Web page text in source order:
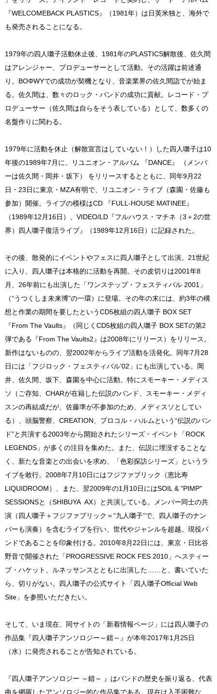
『WELCOMEBACK PLASTICS』（1981年）は日英米独と、海外で
も発売されることになる。
1979年の四人囃子活動休止後、1981年のPLASTICS解散後、佐久間
はアレンジャー、プロデューサーとして活動。その活躍は前述通
り。BOΦWYでの成功が契機となり、音楽業界の佐久間詣でが始ま
る。佐久間は、数々のロック・バンドの成功に貢献。レコード・プ
ロデューサー（佐久間は自らをそう表している）として、数多くの
名盤作りに関わる。
1979年に活動を休止（解散宣言はしていない！）した四人囃子は10
年後の1989年7月に、リユニオン・アルバム 『DANCE』 （メンバ
ーは佐久間・岡井・坂下） をリリースするとともに、同年9月22
日・23日に東京・MZA有明で、リユニオン・ライブ（森園・佐藤も
参加）開催。ライブの模様はCD 『FULL-HOUSE MATINEE』
（1989年12月16日）、VIDEO/LD『フルハウス・マチネ（3＋2の世
界）四人囃子復活ライブ』（1989年12月16日）に記録された。
その後、散発的にイベントやフェスに四人囃子として出演。21世紀
に入り、四人囃子は本格的に活動を再開。その皮切りは2001年8
月、26年前にも出演した「ワンステップ・フェスティバル 2001」
（“うつくしま未来博”の一環）に登場。その年の末には、約3年の構
想と作業の期間を要したというCD5枚組の四人囃子 BOX SET
『From The Vaults』（同じくCD5枚組の四人囃子 BOX SETの第2
弾である『From The Vaults2』は2008年にリリース）をリリース。
新作はないものの、翌2002年からライブ活動を活発化。同年7月28
日には「フジロック・フェスティバル’02」にも出演している。岡
井、佐久間、坂下、森園を中心に活動。特にスモーキー・メディス
ソ（ご存知、CHARが在籍した伝説のバンド、スモーキー・メディ
スンの再結成だが、佐藤準が不参加のため、メディスソとしてい
る）、頭脳警察、CREATION、プロコル・ハルムという“伝説のバン
ド”と共演する2003年から開始されたシリーズ・イベント「ROCK
LEGENDS」が多くの注目を集めた。また、伝説に埋没することな
く、新たな音楽との出会いを求め、「色彩探訪シリーズ」というラ
イブを敢行。2008年7月10日にはフジファブリック（恵比寿
LIQUIDROOM）、また、翌2009年の1月10日にはSOIL & "PIMP"
SESSIONSと（SHIBUYA AX）と共演している。メンバー同士の共
演（四人囃子＋フジファブリック＝“九人囃子”で、四人囃子のナン
バーも演奏）を含むライブを行い、世代やジャンルを超越。現役バ
ンドであることを印象付ける。2010年8月22日には、東京・日比谷
野音で開催された「PROGRESSIVE ROCK FES 2010」へスティー
ブ・ハケット、ルネッサンスとともに出演した……と、書いていた
ら、切りがない。四人囃子の公式サイト「四人囃子Official Web
Site」を参照いただきたい。
そして、いま現在、同サイトの「新着情報ページ」には四人囃子の
作品集『四人囃子アンソロジー～錯～』が本年2017年1月25日
（水）に発売されることが告知されている。
『四人囃子アンソロジー ～錯～ 』はバンドの歴史を振り返る、代表
曲を網羅したアンソロジー的な作品集である。現在は入手困難な